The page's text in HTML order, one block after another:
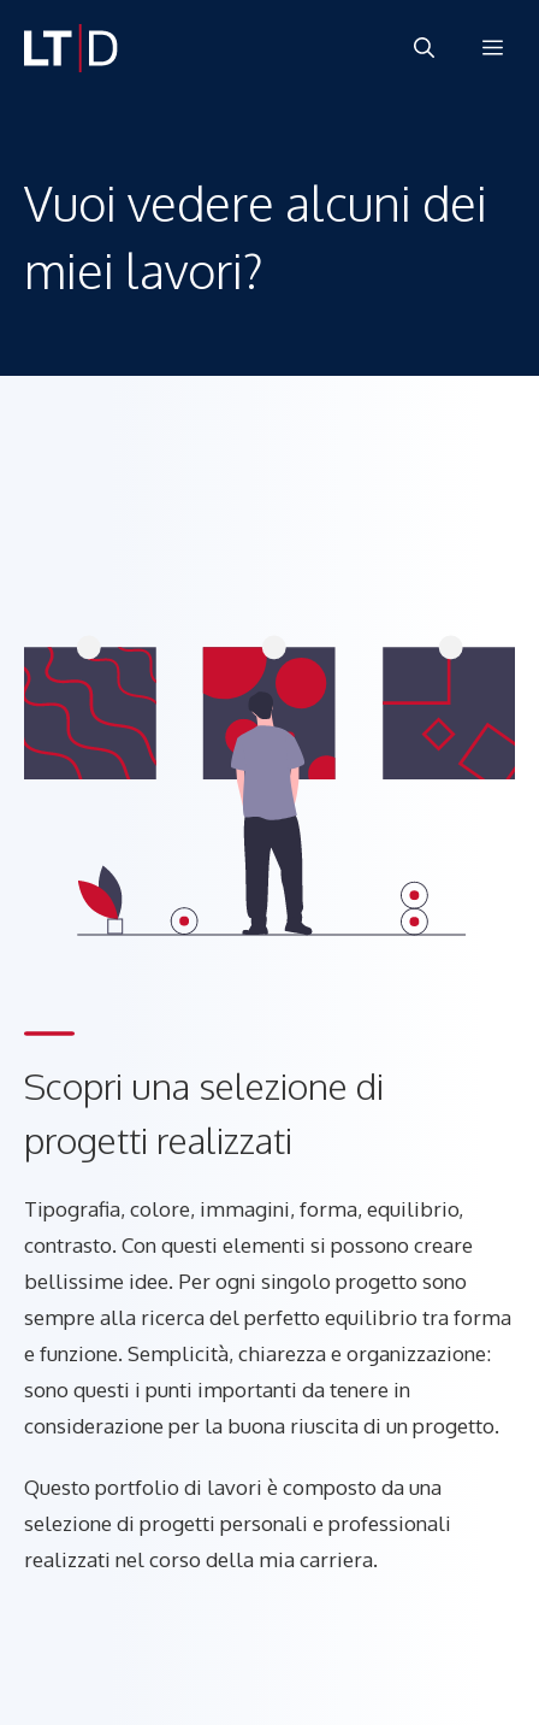
Vuoi vedere alcuni dei
miei lavori?
Scopri una selezione di
progetti realizzati
Tipografia, colore, immagini, forma, equilibrio,
contrasto. Con questi elementi si possono creare
bellissime idee. Per ogni singolo progetto sono
sempre alla ricerca del perfetto equilibrio tra forma
e funzione. Semplicità, chiarezza e organizzazione:
sono questi i punti importanti da tenere in
considerazione per la buona riuscita di un progetto.
Questo portfolio di lavori è composto da una
selezione di progetti personali e professionali
realizzati nel corso della mia carriera.